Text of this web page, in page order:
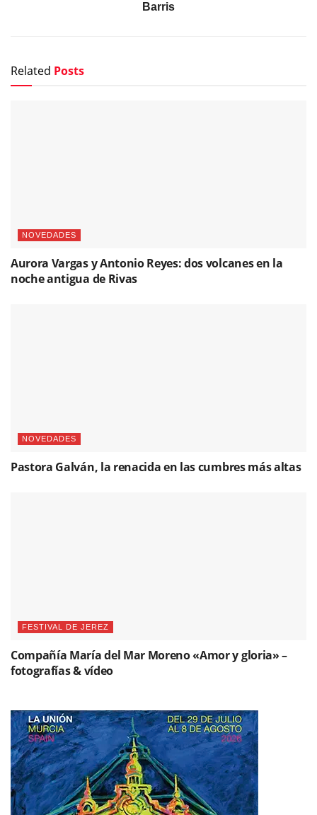
Barris
Related Posts
NOVEDADES
Aurora Vargas y Antonio Reyes: dos volcanes en la
noche antigua de Rivas
NOVEDADES
Pastora Galván, la renacida en las cumbres más altas
FESTIVAL DE JEREZ
Compañía María del Mar Moreno «Amor y gloria» –
fotografías & vídeo